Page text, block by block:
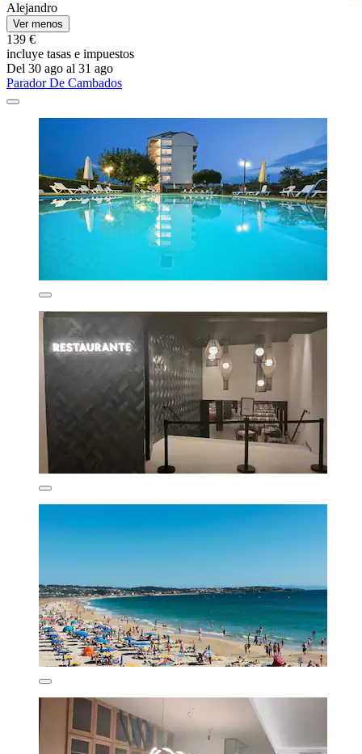
Alejandro
Ver menos
139 €
incluye tasas e impuestos
Del 30 ago al 31 ago
Parador De Cambados